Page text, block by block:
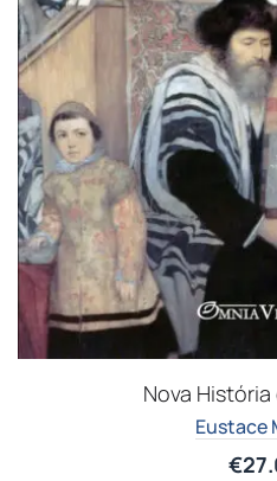
Nova
Eustace
€